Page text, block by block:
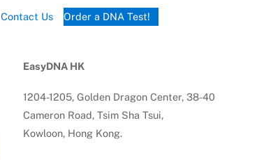
Contact Us Order a DNA Test!
EasyDNA HK
1204-1205, Golden Dragon Center, 38-40
Cameron Road, Tsim Sha Tsui,
Kowloon, Hong Kong.